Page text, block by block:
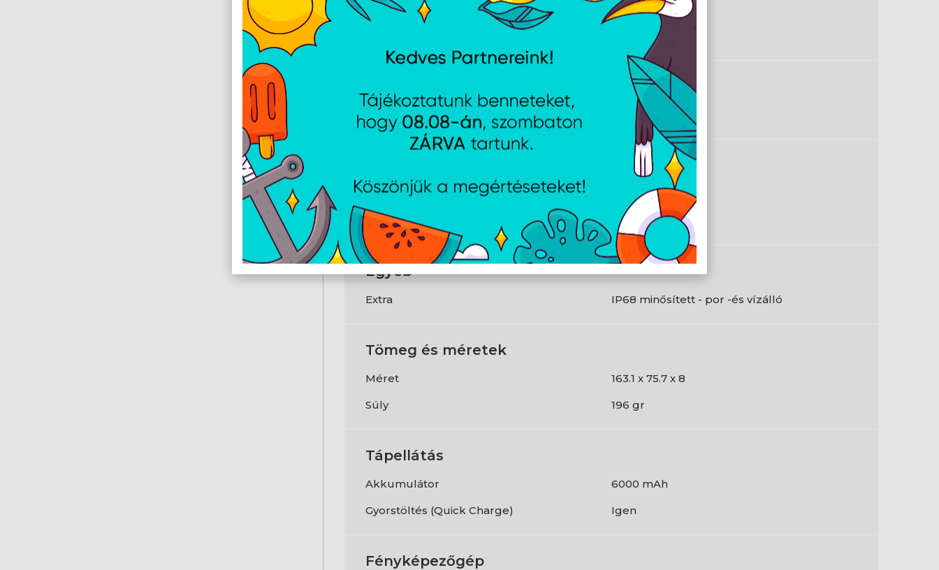
Előlapi kamera tulajdonságok
f2,4
WiFi szabvány Wi-Fi 6 (802.11ax)
NFC
Töltő csatlakozó
Type-C
Egyéb
Extra IP68 minősített - por -és vízálló
Tömeg és méretek
Méret
163.1 x 75.7 x 8
Súly
196 gr
Tápellátás
Akkumulátor
6000 mAh
Gyorstöltés (Quick Charge)
Igen
Fényképezőgép